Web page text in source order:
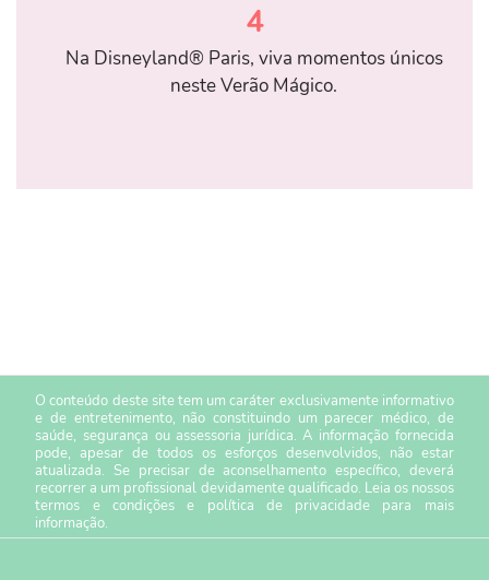
4
Na Disneyland® Paris, viva momentos únicos
neste Verão Mágico.
O conteúdo deste site tem um caráter exclusivamente informativo
e de entretenimento, não constituindo um parecer médico, de
saúde, segurança ou assessoria jurídica. A informação fornecida
pode, apesar de todos os esforços desenvolvidos, não estar
atualizada. Se precisar de aconselhamento específico, deverá
recorrer a um profissional devidamente qualificado. Leia os nossos
termos e condiçõese política de privacidade para mais
informação.